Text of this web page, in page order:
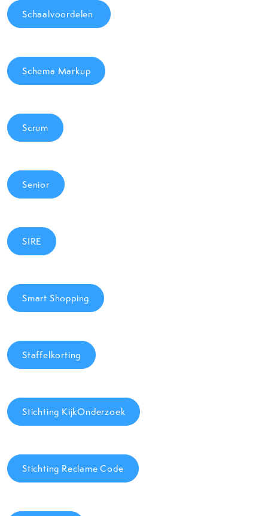
Schaalvoordelen
Schema Markup
Scrum
Senior
SIRE
Smart Shopping
Staffelkorting
Stichting KijkOnderzoek
Stichting Reclame Code